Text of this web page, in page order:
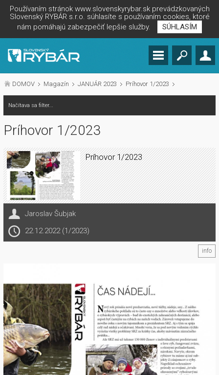
Používaním stránok www.slovenskyrybar.sk prevádzkovaných
Slovenský RYBÁR s.r.o. súhlasíte s používaním cookies, ktoré
nám pomáhajú zabezpečiť lepšie služby.
SÚHLASÍM
DOMOV Magazín JANUÁR 2023 Príhovor 1/2023
Načítava sa filter...
Príhovor 1/2023
Príhovor 1/2023
Jaroslav Šubjak
22.12.2022 (1/2023)
info